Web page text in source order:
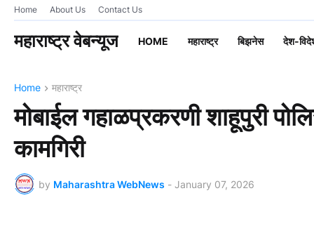
Home About Us Contact Us
महाराष्ट्र वेबन्यूज HOME महाराष्ट्र बिझनेस देश-
Home महाराष्ट्र
मोबाईल गहाळप्रकरणी शाहूपुरी
कामगिरी
by Maharashtra WebNews - January 07, 2026